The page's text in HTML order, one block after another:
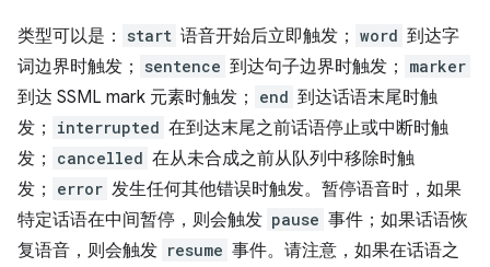
类型可以是： start 语音开始后立即触发； word 到达字
词边界时触发；
sentence 到达句子边界时触发； marker
到达 SSML mark 元素时触发； end 到达话语末尾时触
发；
interrupted 在到达末尾之前话语停止或中断时触
发；
cancelled 在从未合成之前从队列中移除时触
发；
error 发生任何其他错误时触发。暂停语音时，如果
特定话语在中间暂停，则会触发 pause 事件；如果话语恢
复语音，则会触发 resume 事件。请注意，如果在话语之